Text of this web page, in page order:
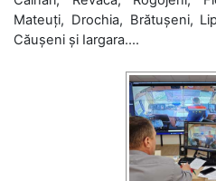
Mateuți, Drochia, Brătușeni,
Căușeni și Iargara....